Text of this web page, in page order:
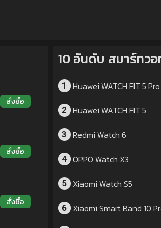
สั่งซื้อ
สั่งซื้อ
สั่งซื้อ
10 อันดับ สมาร์ทว
1 Huawei WATCH FIT 5 Pro
2 Huawei WATCH FIT 5
3 Redmi Watch 6
4 OPPO Watch X3
5 Xiaomi Watch S5
6 Xiaomi Smart Band 10